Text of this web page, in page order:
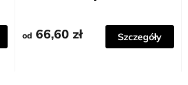
od 66,60 zł Szczegóły